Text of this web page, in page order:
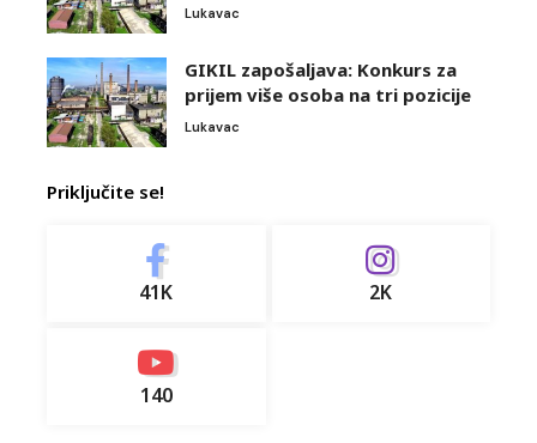
Lukavac
GIKIL zapošaljava: Konkurs za
prijem više osoba na tri pozicije
Lukavac
Priključite se!
41K 2K
140